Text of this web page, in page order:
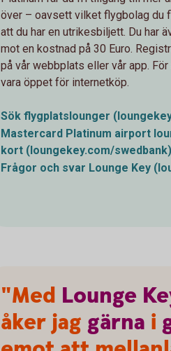
över – oavsett vilket flygbolag du
att du har en utrikesbiljett. Du har
mot en kostnad på 30 Euro.
på vår webbplats eller vår app.
vara öppet för internetköp.
Sök flygplatslounger
Mastercard Platinum airport
kort (loungekey.com/swedbank)
Frågor och svar Lounge Key
"Med Lounge
åker jag gärna i